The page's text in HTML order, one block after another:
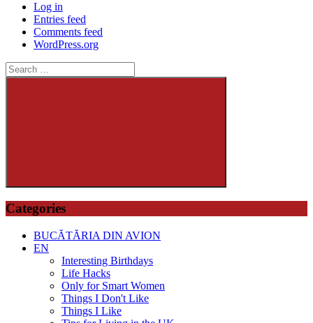
Log in
Entries feed
Comments feed
WordPress.org
Search
for:
Search
Categories
BUCĂTĂRIA DIN AVION
EN
Interesting Birthdays
Life Hacks
Only for Smart Women
Things I Don't Like
Things I Like